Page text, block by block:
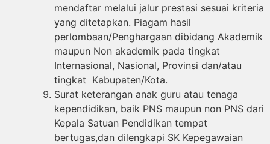
mendaftar melalui jalur prestasi sesuai kriteria
yang ditetapkan. Piagam hasil
perlombaan/Penghargaan dibidang Akademik
maupun Non akademik pada tingkat
Internasional, Nasional, Provinsi dan/atau
tingkat Kabupaten/Kota.
Surat keterangan anak guru atau tenaga
kependidikan, baik PNS maupun non PNS dari
Kepala Satuan Pendidikan tempat
bertugas,dan dilengkapi SK Kepegawaian